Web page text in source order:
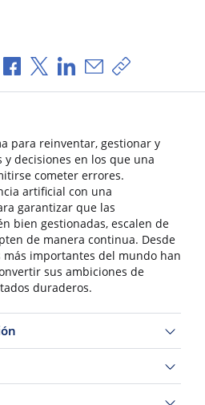
Compartir a través de Facebook
Compartir a través de X
Compartir a través de
Compartir por
Copiar
para reinventar, gestionar y
y decisiones en los que una
cometer errores.
artificial con una
garantizar que las
bien gestionadas, escalen de
de manera continua. Desde
más importantes del mundo han
sus ambiciones de
duraderos.